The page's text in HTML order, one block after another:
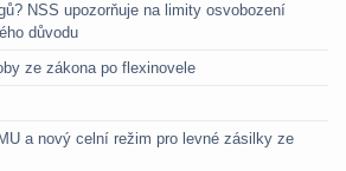
NSS upozorňuje na limity osvobození
důvodu
ze zákona po flexinovele
a nový celní režim pro levné zásilky ze